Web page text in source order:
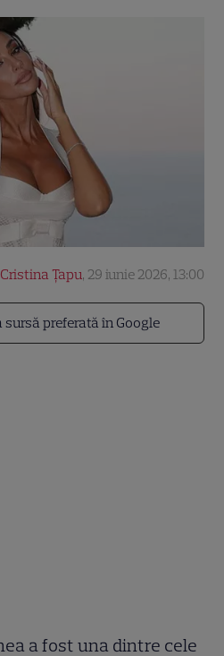
preferată în Google
Cristina Țapu, 29 iunie 2026, 13:00
a fost una dintre cele